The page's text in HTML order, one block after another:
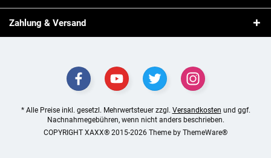
Zahlung & Versand
* Alle Preise inkl. gesetzl. Mehrwertsteuer zzgl. Versandkosten und ggf.
Nachnahmegebühren, wenn nicht anders beschrieben.
COPYRIGHT XAXX® 2015-2026 Theme by ThemeWare®